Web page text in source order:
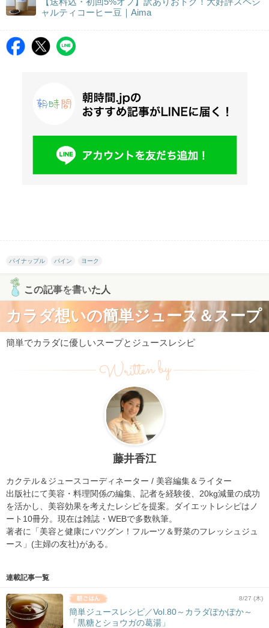
ャルティコーヒー豆｜Aima
パイナップル パイン ヨーク
この記事を書いた人
カラダ想いの簡単ジュース＆スープ
簡単でカラダに優しいスープとジュースレシピ
Written by
藤井香江
カクテル＆ジュースコーディネーター / 美容編集＆ライター
出版社にて美容・料理関係の編集、記者を経験後、20kg減量の成功
を活かし、美容効果を考えたレシピを提案。ダイエットレシピはノ
ート10冊分。現在は雑誌・WEBで多数執筆。
著者に「美容と健康にバツグン！フルーツ＆野菜のフレッシュジュ
ース」(主婦の友社)がある。
連載記事一覧
8/27 (木)
簡単ジュースレシピ／Vol.80～カラダぽかぽか～
「黒糖とショウガの葛湯」